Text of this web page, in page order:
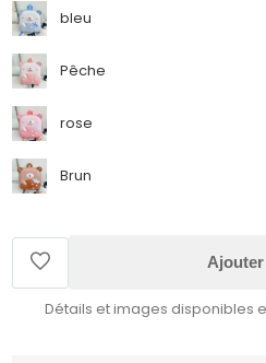
bleu
Pêche
rose
Brun
Détails et images disponibles